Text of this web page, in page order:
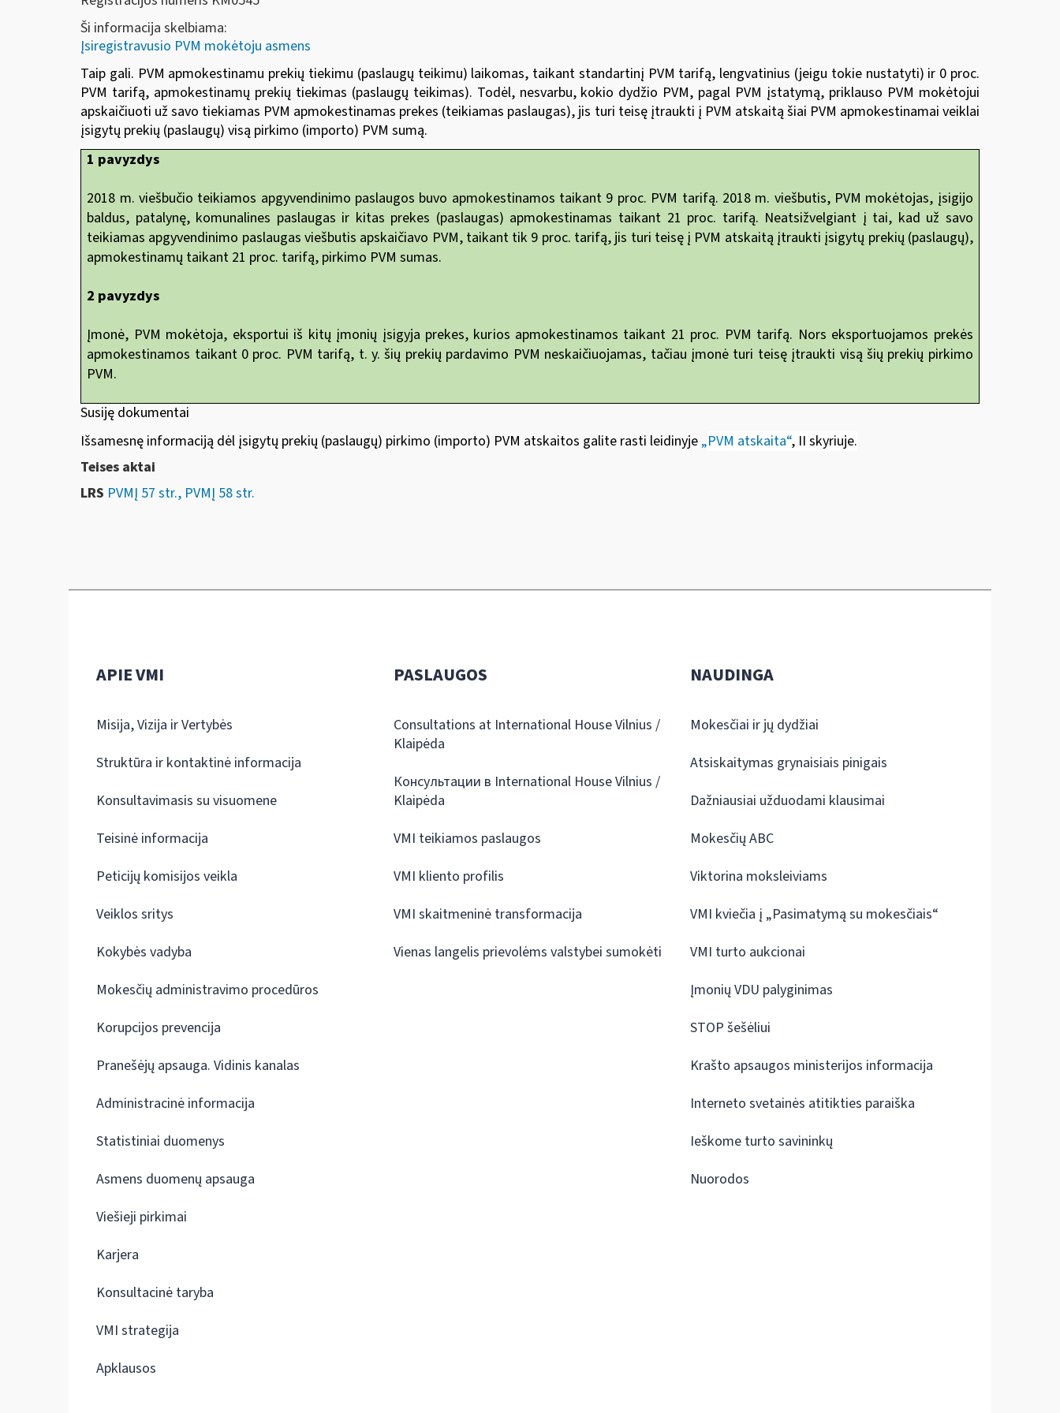
Ši informacija skelbiama:
Įsiregistravusio PVM mokėtoju asmens
Taip gali. PVM apmokestinamu prekių tiekimu (paslaugų teikimu) laikomas, taikant standartinį PVM tarifą, lengvatinius (jeigu tokie nustatyti) ir 0 proc.
PVM tarifą, apmokestinamų prekių tiekimas (paslaugų teikimas). Todėl, nesvarbu, kokio dydžio PVM, pagal PVM įstatymą, priklauso PVM mokėtojui
apskaičiuoti už savo tiekiamas PVM apmokestinamas prekes (teikiamas paslaugas), jis turi teisę įtraukti į PVM atskaitą šiai PVM apmokestinamai veiklai
įsigytų prekių (paslaugų) visą pirkimo (importo) PVM sumą.
1 pavyzdys
2018 m. viešbučio teikiamos apgyvendinimo paslaugos buvo apmokestinamos taikant 9 proc. PVM tarifą. 2018 m. viešbutis, PVM mokėtojas, įsigijo
baldus, patalynę, komunalines paslaugas ir kitas prekes (paslaugas) apmokestinamas taikant 21 proc. tarifą. Neatsižvelgiant į tai, kad už savo
teikiamas apgyvendinimo paslaugas viešbutis apskaičiavo PVM, taikant tik 9 proc. tarifą, jis turi teisę į PVM atskaitą įtraukti įsigytų prekių (paslaugų),
apmokestinamų taikant 21 proc. tarifą, pirkimo PVM sumas.
2 pavyzdys
Įmonė, PVM mokėtoja, eksportui iš kitų įmonių įsigyja prekes, kurios apmokestinamos taikant 21 proc. PVM tarifą. Nors eksportuojamos prekės
apmokestinamos taikant 0 proc. PVM tarifą, t. y. šių prekių pardavimo PVM neskaičiuojamas, tačiau įmonė turi teisę įtraukti visą šių prekių pirkimo
PVM.
Susiję dokumentai
Išsamesnę informaciją dėl įsigytų prekių (paslaugų) pirkimo (importo) PVM atskaitos galite rasti leidinyje „PVM atskaita“, II skyriuje.
Teises aktai
LRS PVMĮ 57 str., PVMĮ 58 str.
APIE VMI
Misija, Vizija ir Vertybės
Struktūra ir kontaktinė informacija
Konsultavimasis su visuomene
Teisinė informacija
Peticijų komisijos veikla
Veiklos sritys
Kokybės vadyba
Mokesčių administravimo procedūros
Korupcijos prevencija
Pranešėjų apsauga. Vidinis kanalas
Administracinė informacija
Statistiniai duomenys
Asmens duomenų apsauga
Viešieji pirkimai
Karjera
Konsultacinė taryba
VMI strategija
Apklausos
PASLAUGOS
Consultations at International House Vilnius /
Klaipėda
Консультации в International House Vilnius /
Klaipėda
VMI teikiamos paslaugos
VMI kliento profilis
VMI skaitmeninė transformacija
Vienas langelis prievolėms valstybei sumokėti
NAUDINGA
Mokesčiai ir jų dydžiai
Atsiskaitymas grynaisiais pinigais
Dažniausiai užduodami klausimai
Mokesčių ABC
Viktorina moksleiviams
VMI kviečia į „Pasimatymą su mokesčiais“
VMI turto aukcionai
Įmonių VDU palyginimas
STOP šešėliui
Krašto apsaugos ministerijos informacija
Interneto svetainės atitikties paraiška
Ieškome turto savininkų
Nuorodos